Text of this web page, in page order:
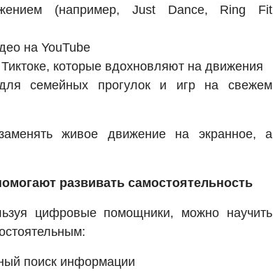
(например, Just Dance, Ring Fit
на YouTube
которые вдохновляют на движения
семейных прогулок и игр на свежем
живое движение на экранное, а
развивать самостоятельность
цифровые помощники, можно научить
поиск информации